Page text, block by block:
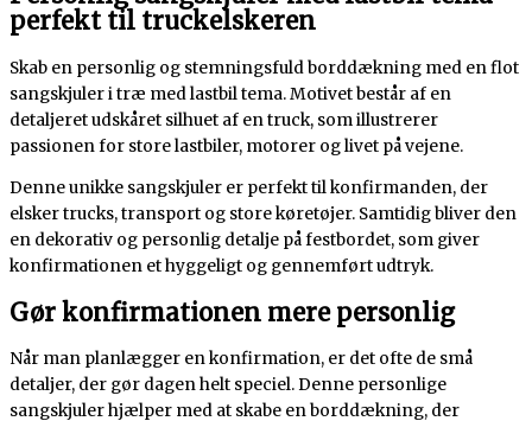
perfekt til truckelskeren
Skab en personlig og stemningsfuld borddækning med en flot
sangskjuler i træ med lastbil tema. Motivet består af en
detaljeret udskåret silhuet af en truck, som illustrerer
passionen for store lastbiler, motorer og livet på vejene.
Denne unikke sangskjuler er perfekt til konfirmanden, der
elsker trucks, transport og store køretøjer. Samtidig bliver den
en dekorativ og personlig detalje på festbordet, som giver
konfirmationen et hyggeligt og gennemført udtryk.
Gør konfirmationen mere personlig
Når man planlægger en konfirmation, er det ofte de små
detaljer, der gør dagen helt speciel. Denne personlige
sangskjuler hjælper med at skabe en borddækning, der